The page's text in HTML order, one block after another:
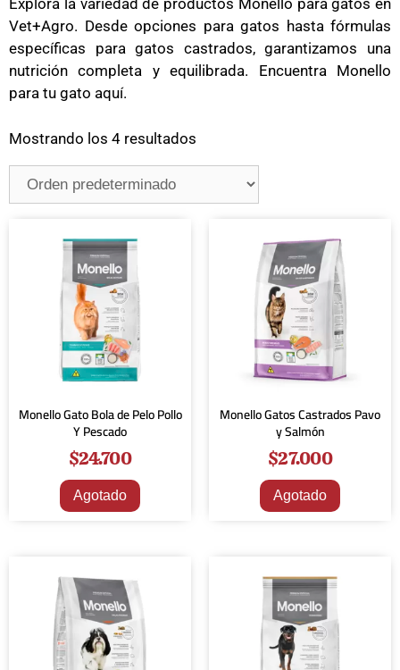
Explora la variedad de productos Monello para gatos en
Vet+Agro. Desde opciones para gatos hasta fórmulas
específicas para gatos castrados, garantizamos una
nutrición completa y equilibrada. Encuentra Monello
para tu gato aquí.
Mostrando los 4 resultados
Monello Gato Bola de Pelo Pollo
Y Pescado
$24.700
Agotado
Monello Gatos Castrados Pavo
y Salmón
$27.000
Agotado